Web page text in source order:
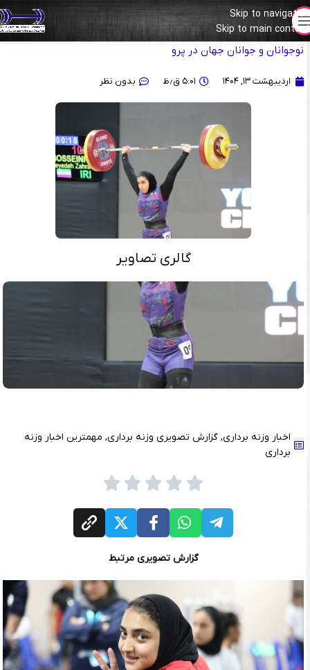
Skip to navigation
Skip to main content
گزارش تصویری از رقابت آلما حسینی در دسته ۶۴ کیلوگرم قهرمانی
نوجوانان و جوانان جهان در پرو
اردیبهشت ۱۳, ۱۴۰۴ ۵:۰۱ ق٫ظ بدون نظر
گالری تصاویر
اخبار وزنه برداری, گزارش تصویری وزنه برداری, مهمترین اخبار وزنه
برداری
گزارش تصویری مرتبط